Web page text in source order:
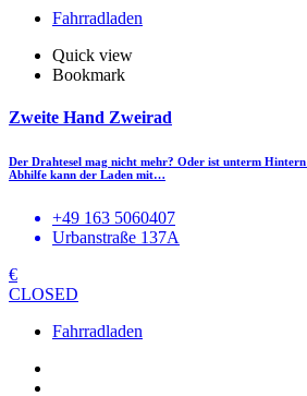
Fahrradladen
Quick view
Bookmark
Zweite Hand Zweirad
Der Drahtesel mag nicht mehr? Oder ist unterm
Abhilfe kann der Laden mit…
+49 163 5060407
Urbanstraße 137A
€
CLOSED
Fahrradladen